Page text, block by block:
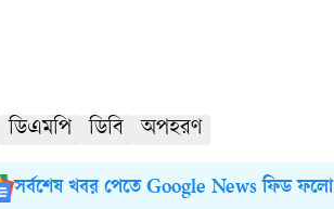
ডিএমপি ডিবি অপহরণ
সর্বশেষ খবর পেতে Google News ফিড